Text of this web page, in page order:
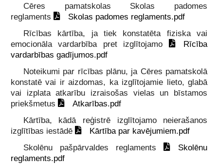
Cēres pamatskolas Skolas padomes
reglaments
Skolas padomes reglaments.pdf
Rīcības kārtība, ja tiek konstatēta fiziska vai
emocionāla vardarbība pret izglītojamo
Rīcība
vardarbības gadījumos.pdf
Noteikumi par rīcības plānu, ja Cēres pamatskolā
konstatē vai ir aizdomas, ka izglītojamie lieto, glabā
vai izplata atkarību izraisošas vielas un bīstamos
priekšmetus
Atkarības.pdf
Kārtība, kādā reģistrē izglītojamo neierašanos
izglītības iestādē
Kārtība par kavējumiem.pdf
Skolēnu pašpārvaldes reglaments
Skolēnu
reglaments.pdf